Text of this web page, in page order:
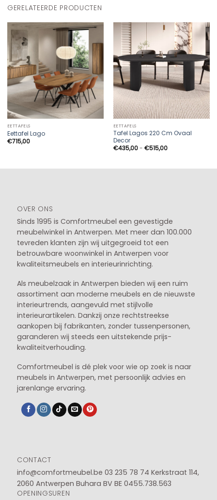
GERELATEERDE PRODUCTEN
EETTAFELS
Eettafel Lago
€715,00
EETTAFELS
Tafel Lagos 220 Cm Ovaal
Decor
€435,00- €515,00Prijsklasse:
€435,00
OVER ONS
Sinds 1995 is Comfortmeubel een gevestigde
meubelwinkel in Antwerpen. Met meer dan 100.000
tevreden klanten zijn wij uitgegroeid tot een
betrouwbare woonwinkel in Antwerpen voor
kwaliteitsmeubels en interieurinrichting.
Als meubelzaak in Antwerpen bieden wij een ruim
assortiment aan moderne meubels en de nieuwste
interieurtrends, aangevuld met stijlvolle
interieurartikelen. Dankzij onze rechtstreekse
aankopen bij fabrikanten, zonder tussenpersonen,
garanderen wij steeds een uitstekende prijs-
kwaliteitverhouding.
Comfortmeubel is dé plek voor wie op zoek is naar
meubels in Antwerpen, met persoonlijk advies en
jarenlange ervaring.
CONTACT
info@comfortmeubel.be 03 235 78 74 Kerkstraat 114,
2060 Antwerpen Buhara BV BE 0455.738.563
OPENINGSUREN